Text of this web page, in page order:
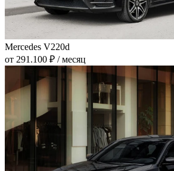
Mercedes V220d
от 291.100 ₽ / месяц